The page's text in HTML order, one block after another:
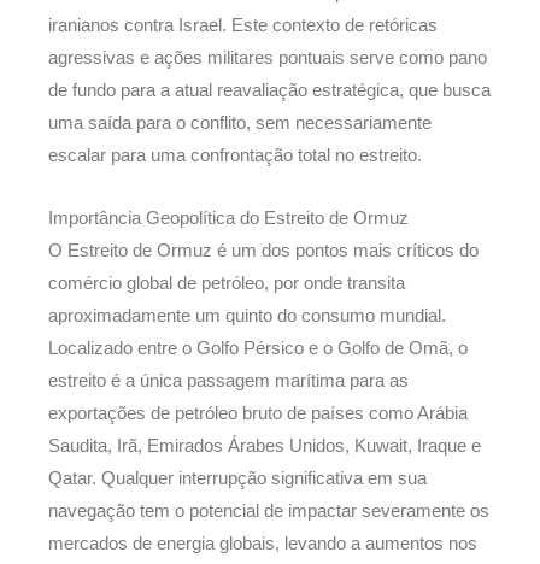
iranianos contra Israel. Este contexto de retóricas
agressivas e ações militares pontuais serve como pano
de fundo para a atual reavaliação estratégica, que busca
uma saída para o conflito, sem necessariamente
escalar para uma confrontação total no estreito.
Importância Geopolítica do Estreito de Ormuz
O Estreito de Ormuz é um dos pontos mais críticos do
comércio global de petróleo, por onde transita
aproximadamente um quinto do consumo mundial.
Localizado entre o Golfo Pérsico e o Golfo de Omã, o
estreito é a única passagem marítima para as
exportações de petróleo bruto de países como Arábia
Saudita, Irã, Emirados Árabes Unidos, Kuwait, Iraque e
Qatar. Qualquer interrupção significativa em sua
navegação tem o potencial de impactar severamente os
mercados de energia globais, levando a aumentos nos